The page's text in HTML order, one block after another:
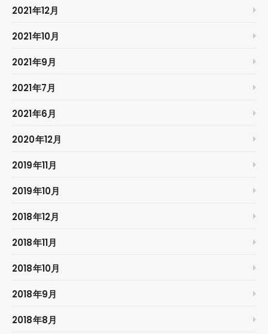
2021年12月
2021年10月
2021年9月
2021年7月
2021年6月
2020年12月
2019年11月
2019年10月
2018年12月
2018年11月
2018年10月
2018年9月
2018年8月